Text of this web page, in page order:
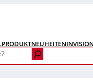
PRODUKTNEUHEITEN